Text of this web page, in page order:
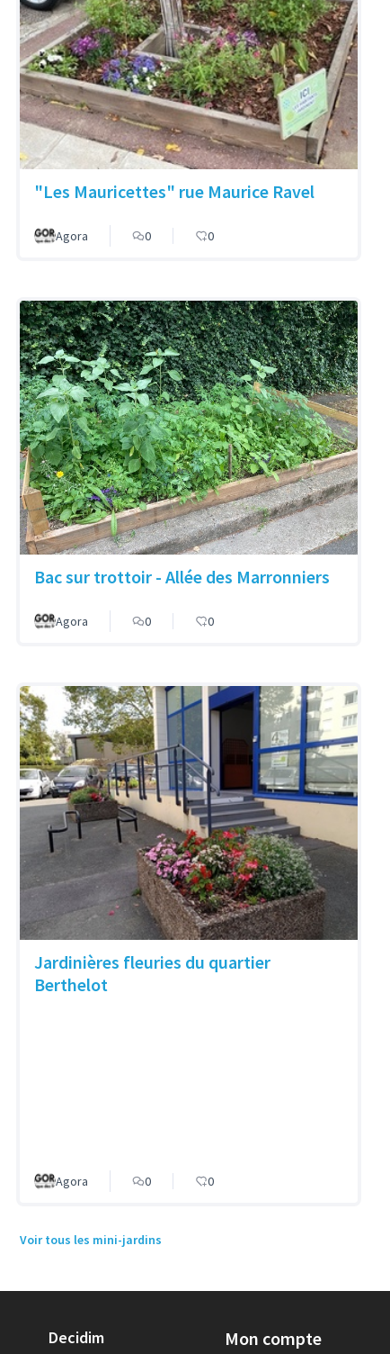
"Les Mauricettes" rue Maurice Ravel
Agora 0 0
Bac sur trottoir - Allée des Marronniers
Agora 0 0
Jardinières fleuries du quartier
Berthelot
Agora 0 0
Voir tous les mini-jardins
Decidim Mon compte